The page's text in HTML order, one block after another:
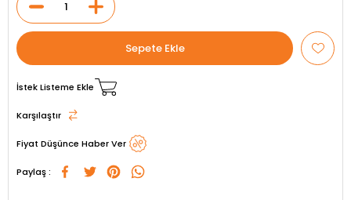
İstek Listeme Ekle
Karşılaştır
Fiyat Düşünce Haber Ver
Paylaş :